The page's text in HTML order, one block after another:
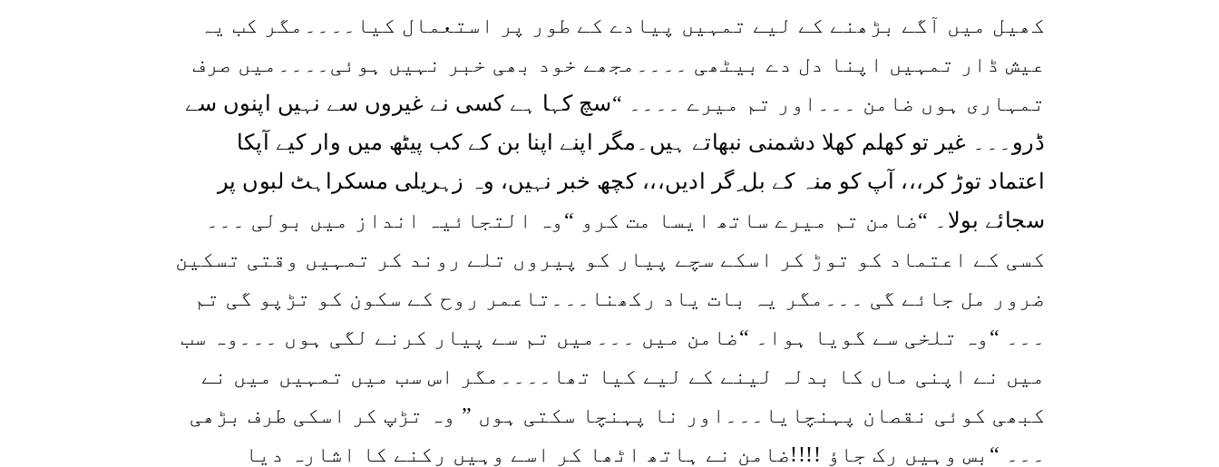
کھیل میں آگے بڑھنے کے لیے تمہیں پیادے کے طور پر استعمال کیا۔۔۔۔مگر کب یہ
عیش ڈار تمہیں اپنا دل دے بیٹھی ۔۔۔۔مجھے خود بھی خبر نہیں ہوئی۔۔۔۔میں صرف
تمہاری ہوں ضامن ۔۔۔اور تم میرے ۔۔۔۔ “سچ کہا ہے کسی نے غیروں سے نہیں اپنوں سے
ڈرو۔۔۔ غیر تو کھلم کھلا دشمنی نبھاتے ہیں۔مگر اپنے اپنا بن کے کب پیٹھ میں وار کیے آپکا
اعتماد توڑ کر،،، آپ کو منہ کے بل ِگر ادیں،،، کچھ خبر نہیں، وہ زہریلی مسکراہٹ لبوں پر
سجائے بولا۔ “ضامن تم میرے ساتھ ایسا مت کرو “وہ التجائیہ انداز میں بولی ۔۔۔
کسی کے اعتماد کو توڑ کر اسکے سچے پیار کو پیروں تلے روند کر تمہیں وقتی تسکین
ضرور مل جائے گی ۔۔۔مگر یہ بات یاد رکھنا۔۔۔تاعمر روح کے سکون کو تڑپو گی تم
۔۔۔ “وہ تلخی سے گویا ہوا۔ “ضامن میں ۔۔۔میں تم سے پیار کرنے لگی ہوں ۔۔۔وہ سب
میں نے اپنی ماں کا بدلہ لینے کے لیے کیا تھا۔۔۔۔مگر اس سب میں تمہیں میں نے
کبھی کوئی نقصان پہنچایا۔۔۔اور نا پہنچا سکتی ہوں ” وہ تڑپ کر اسکی طرف بڑھی
۔۔۔ “ بس وہیں رک جاؤ !!!!ضامن نے ہاتھ اٹھا کر اسے وہیں رکنے کا اشارہ دیا